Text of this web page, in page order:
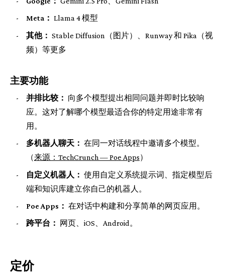
- Meta： Llama 4 模型
- 其他： Stable Diffusion（图片）、Runway 和 Pika（视
频）等更多
主要功能
- 并排比较： 向多个模型提出相同问题并即时比较响
应。这对了解哪个模型最适合你的特定用途非常有
用。
- 多机器人聊天： 在同一对话线程中邀请多个模型。
（来源：TechCrunch — Poe Apps）
- 自定义机器人： 使用自定义系统提示词、指定模型后
端和知识库建立你自己的机器人。
- Poe Apps： 在对话中构建和分享简单的网页应用。
- 跨平台： 网页、iOS、Android。
定价